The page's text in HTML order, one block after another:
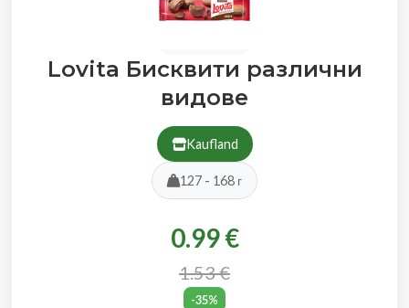
Lovita Бисквити различни
видове
Kaufland
127 - 168 г
0.99 €
1.53 €
-35%